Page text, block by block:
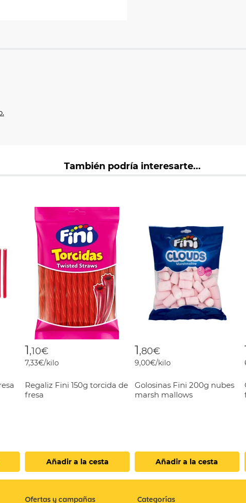
También podría interesarte...
1,10€
7,33€/kilo
Regaliz Fini 150g torcida de
fresa
Añadir a la cesta
1,80€
9,00€/kilo
Golosinas Fini 200g nubes
marsh mallows
Añadir a la cesta
Ofertas y campañas Categorías